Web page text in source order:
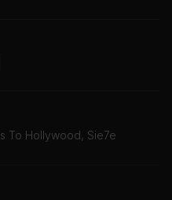
To Hollywood, Sie7e